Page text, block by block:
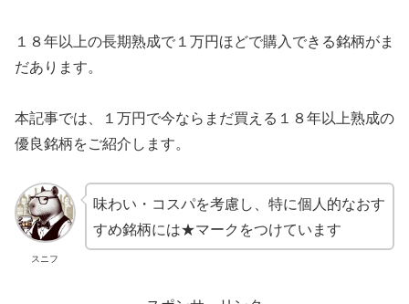
１８年以上の長期熟成で１万円ほどで購入できる銘柄がま
だあります。
本記事では、１万円で今ならまだ買える１８年以上熟成の
優良銘柄をご紹介します。
スニフ
味わい・コスパを考慮し、特に個人的なおす
すめ銘柄には★マークをつけています